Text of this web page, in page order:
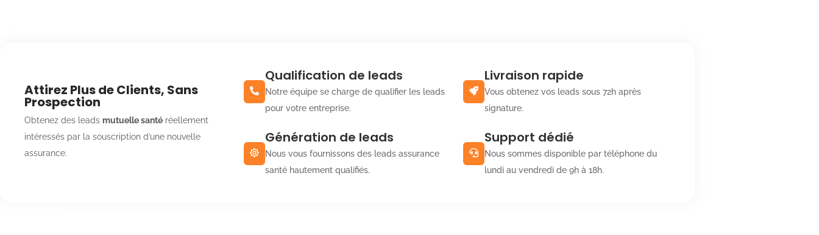
Attirez Plus de Clients, Sans
Prospection
Obtenez des leads mutuelle santé réellement
intéressés par la souscription d’une nouvelle
assurance.
Qualification de leads
Notre équipe se charge de qualifier les leads
pour votre entreprise.
Génération de leads
Nous vous fournissons des leads assurance
santé hautement qualifiés.
Livraison rapide
Vous obtenez vos leads sous 72h après
signature.
Support dédié
Nous sommes disponible par téléphone du
lundi au vendredi de 9h à 18h.